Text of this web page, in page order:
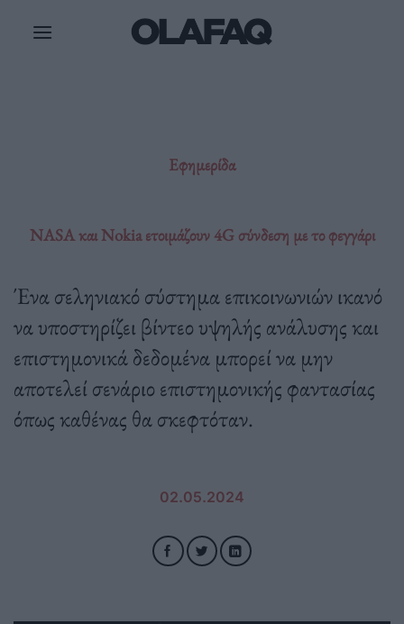
Εφημερίδα
NASA και Nokia ετοιμάζουν 4G σύνδεση με το φεγγάρι
Ένα σεληνιακό σύστημα επικοινωνιών ικανό
να υποστηρίζει βίντεο υψηλής ανάλυσης και
επιστημονικά δεδομένα μπορεί να μην
αποτελεί σενάριο επιστημονικής φαντασίας
όπως καθένας θα σκεφτόταν.
02.05.2024